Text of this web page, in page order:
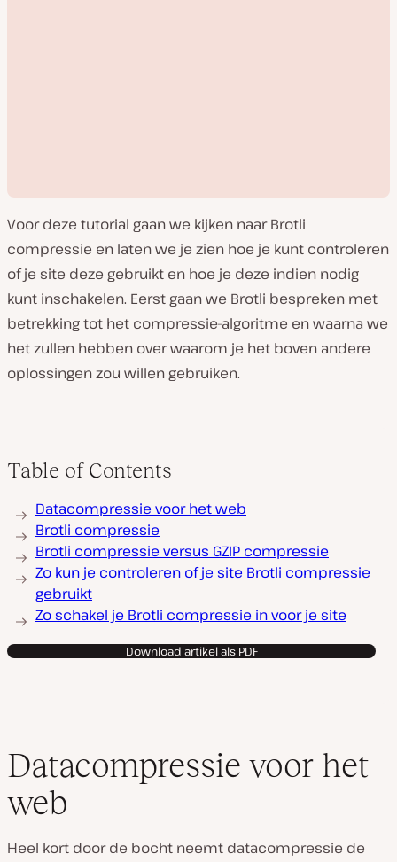
i
e
a
Voor deze tutorial gaan we kijken naar Brotli
compressie en laten we je zien hoe je kunt controleren
of je site deze gebruikt en hoe je deze indien nodig
kunt inschakelen. Eerst gaan we Brotli bespreken met
betrekking tot het compressie-algoritme en waarna we
het zullen hebben over waarom je het boven andere
oplossingen zou willen gebruiken.
Table of Contents
Datacompressie voor het web
Brotli compressie
Brotli compressie versus GZIP compressie
Zo kun je controleren of je site Brotli compressie
gebruikt
Zo schakel je Brotli compressie in voor je site
Download artikel als PDF
Datacompressie voor het
web
Heel kort door de bocht neemt datacompressie de